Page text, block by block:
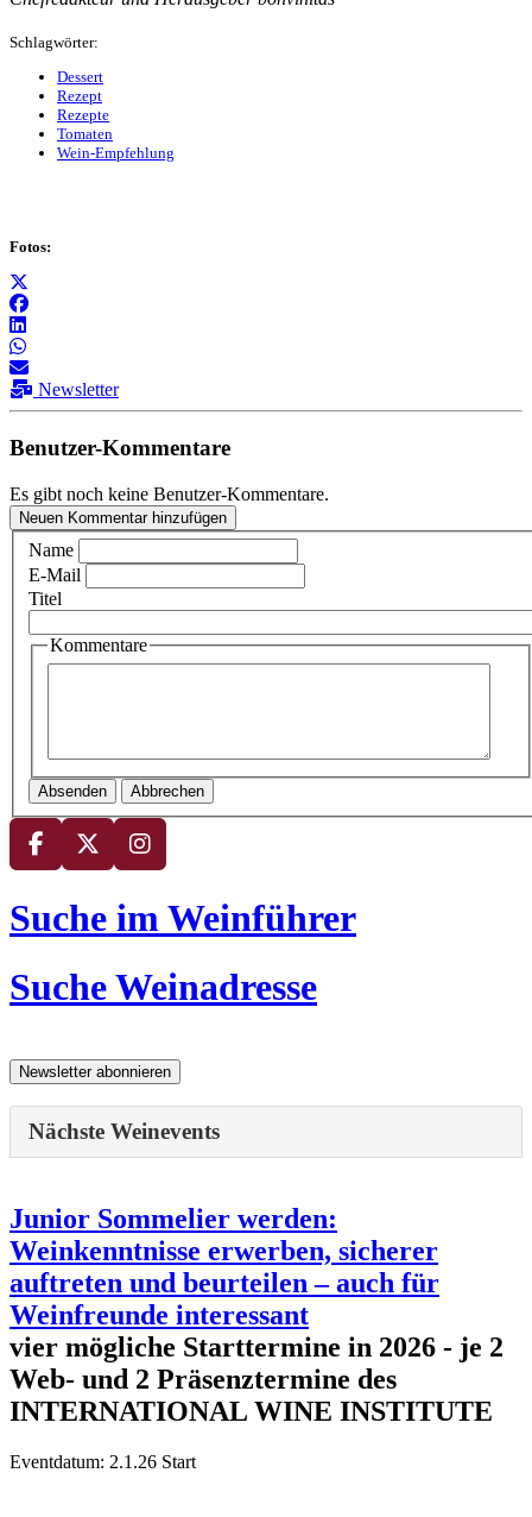
Schlagwörter:
Dessert
Rezept
Rezepte
Tomaten
Wein-Empfehlung
Fotos:
Newsletter
Benutzer-Kommentare
Es gibt noch keine Benutzer-Kommentare.
Neuen Kommentar hinzufügen
Name
E-Mail
Titel
Kommentare
Absenden Abbrechen
Suche im Weinführer
Suche Weinadresse
Nächste Weinevents
Junior Sommelier werden:
Weinkenntnisse erwerben, sicherer
auftreten und beurteilen – auch für
Weinfreunde interessant
vier mögliche Starttermine in 2026 - je 2
Web- und 2 Präsenztermine des
INTERNATIONAL WINE INSTITUTE
Eventdatum: 2.1.26 Start